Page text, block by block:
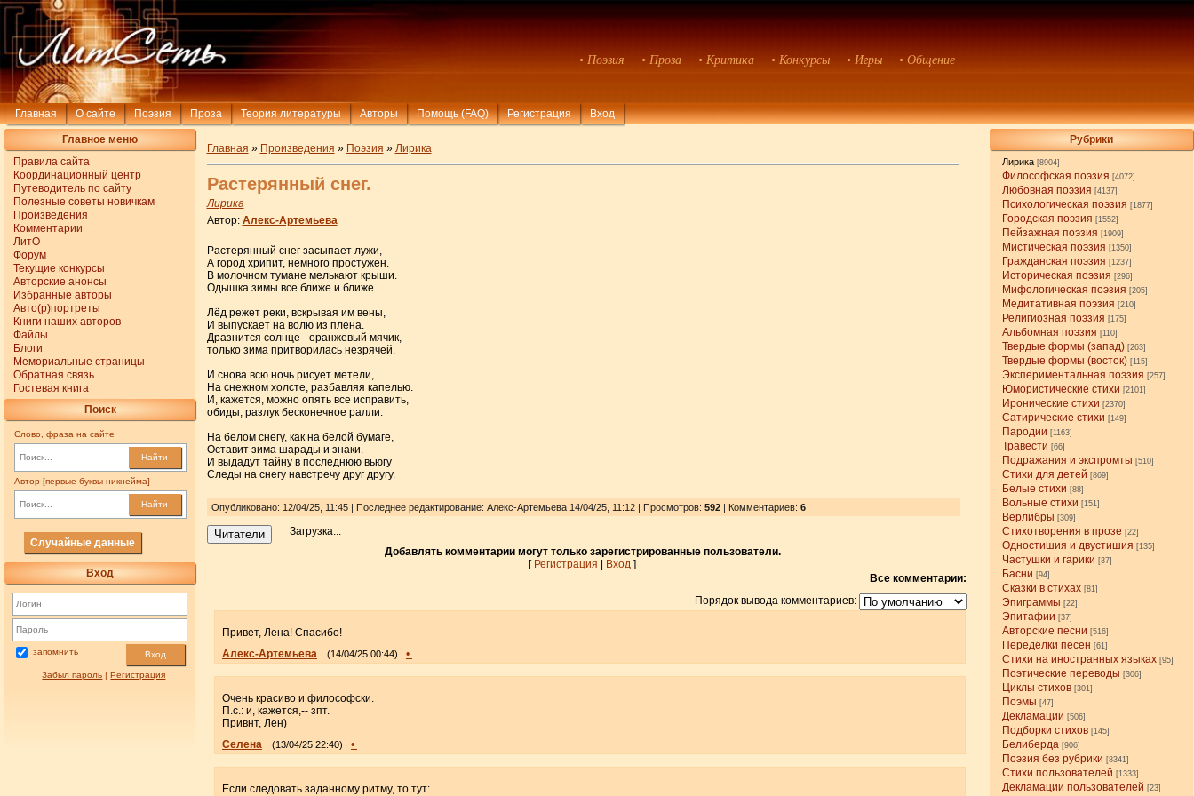
• Поэзия • Проза • Критика • Конкурсы • Игры • Общение
Главная О сайте Поэзия Проза Теория литературы Авторы Помощь (FAQ) Регистрация Вход
Главное меню
Правила сайта
Координационный центр
Путеводитель по сайту
Полезные советы новичкам
Произведения
Комментарии
ЛитО
Форум
Текущие конкурсы
Авторские анонсы
Избранные авторы
Авто(р)портреты
Книги наших авторов
Файлы
Блоги
Мемориальные страницы
Обратная связь
Гостевая книга
Поиск
Слово, фраза на сайте
Найти
Автор [первые буквы никнейма]
Найти
Случайные данные
Вход
запомнить Вход
Забыл пароль |Регистрация
Рубрики
Лирика [8904]
Философская поэзия [4072]
Любовная поэзия [4137]
Психологическая поэзия [1877]
Городская поэзия [1552]
Пейзажная поэзия [1909]
Мистическая поэзия [1350]
Гражданская поэзия [1237]
Историческая поэзия [296]
Мифологическая поэзия [205]
Медитативная поэзия [210]
Религиозная поэзия [175]
Альбомная поэзия [110]
Твердые формы (запад) [263]
Твердые формы (восток) [115]
Экспериментальная поэзия [257]
Юмористические стихи [2101]
Иронические стихи [2370]
Сатирические стихи [149]
Пародии [1163]
Травести [66]
Подражания и экспромты [510]
Стихи для детей [869]
Белые стихи [88]
Вольные стихи [151]
Верлибры [309]
Стихотворения в прозе [22]
Одностишия и двустишия [135]
Частушки и гарики [37]
Басни [94]
Сказки в стихах [81]
Эпиграммы [22]
Эпитафии [37]
Авторские песни [516]
Переделки песен [61]
Стихи на иностранных языках [95]
Поэтические переводы [306]
Циклы стихов [301]
Поэмы [47]
Декламации [506]
Подборки стихов [145]
Белиберда [906]
Поэзия без рубрики [8341]
Стихи пользователей [1333]
Декламации пользователей [23]
Главная » Произведения » Поэзия » Лирика
Растерянный снег.
Лирика
Автор: Алекс-Артемьева
Растерянный снег засыпает лужи,
А город хрипит, немного простужен.
В молочном тумане мелькают крыши.
Одышка зимы все ближе и ближе.
Лёд режет реки, вскрывая им вены,
И выпускает на волю из плена.
Дразнится солнце - оранжевый мячик,
только зима притворилась незрячей.
И снова всю ночь рисует метели,
На снежном холсте, разбавляя капелью.
И, кажется, можно опять все исправить,
обиды, разлук бесконечное ралли.
На белом снегу, как на белой бумаге,
Оставит зима шарады и знаки.
И выдадут тайну в последнюю вьюгу
Следы на снегу навстречу друг другу.
Опубликовано: 12/04/25, 11:45 | Последнее редактирование: Алекс-Артемьева 14/04/25, 11:12 | Просмотров: 592| Комментариев: 6
Читатели
Загрузка...
Добавлять комментарии могут только зарегистрированные пользователи.
[ Регистрация | Вход ]
Все комментарии:
Порядок вывода комментариев:
Привет, Лена! Спасибо!
Алекс-Артемьева
(14/04/25 00:44) •
Очень красиво и философски.
П.с.: и, кажется,-- зпт.
Привнт, Лен)
Селена
(13/04/25 22:40) •
Если следовать заданному ритму, то тут: